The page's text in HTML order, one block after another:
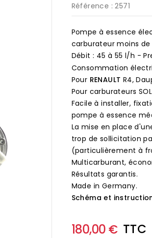
Référence : 2571
Pompe à essence
carburateur moins de
Débit : 45 à 55 l/h -
Consommation
Pour RENAULT R4,
Pour carburateurs
Facile à installer,
pompe à essence
La mise en place
trop de sollicitation
(particulièrement à
Multicarburant,
Résultats garantis.
Made in Germany.
Schéma et
180,00 € TTC